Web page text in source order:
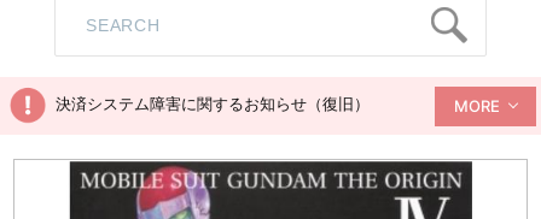
決済システム障害に関するお知らせ（復旧） MORE